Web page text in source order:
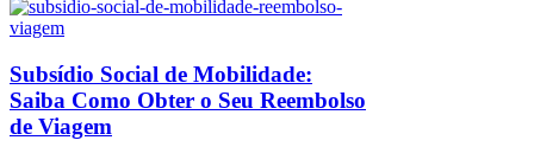
Subsídio Social de Mobilidade:
Saiba Como Obter o Seu Reembolso
de Viagem